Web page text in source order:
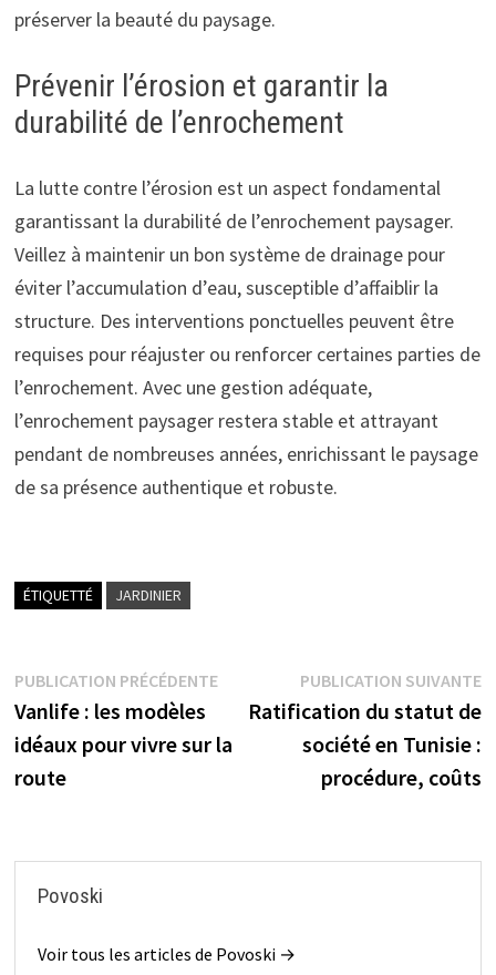
préserver la beauté du paysage.
Prévenir l’érosion et garantir la
durabilité de l’enrochement
La lutte contre l’érosion est un aspect fondamental
garantissant la durabilité de l’enrochement paysager.
Veillez à maintenir un bon système de drainage pour
éviter l’accumulation d’eau, susceptible d’affaiblir la
structure. Des interventions ponctuelles peuvent être
requises pour réajuster ou renforcer certaines parties de
l’enrochement. Avec une gestion adéquate,
l’enrochement paysager restera stable et attrayant
pendant de nombreuses années, enrichissant le paysage
de sa présence authentique et robuste.
ÉTIQUETTÉ JARDINIER
Navigation
de
l’article
PUBLICATION PRÉCÉDENTEPublication
précédente :
Vanlife : les modèles
idéaux pour vivre sur la
route
PUBLICATION SUIVANTE
Ratification du statut de
société en Tunisie :
procédure, coûts
Povoski
Voir tous les articles de Povoski →